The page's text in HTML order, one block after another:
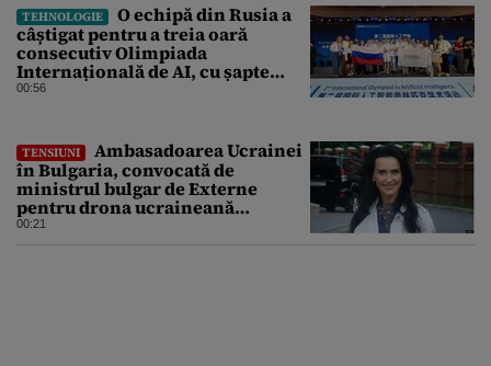
TEHNOLOGIE
O echipă din Rusia a
câștigat pentru a treia oară
consecutiv Olimpiada
Internațională de AI, cu șapte
medalii din aur și una de bronz
00:56
TENSIUNI
Ambasadoarea Ucrainei
în Bulgaria, convocată de
ministrul bulgar de Externe
pentru drona ucraineană
prăbușită în apropierea
00:21